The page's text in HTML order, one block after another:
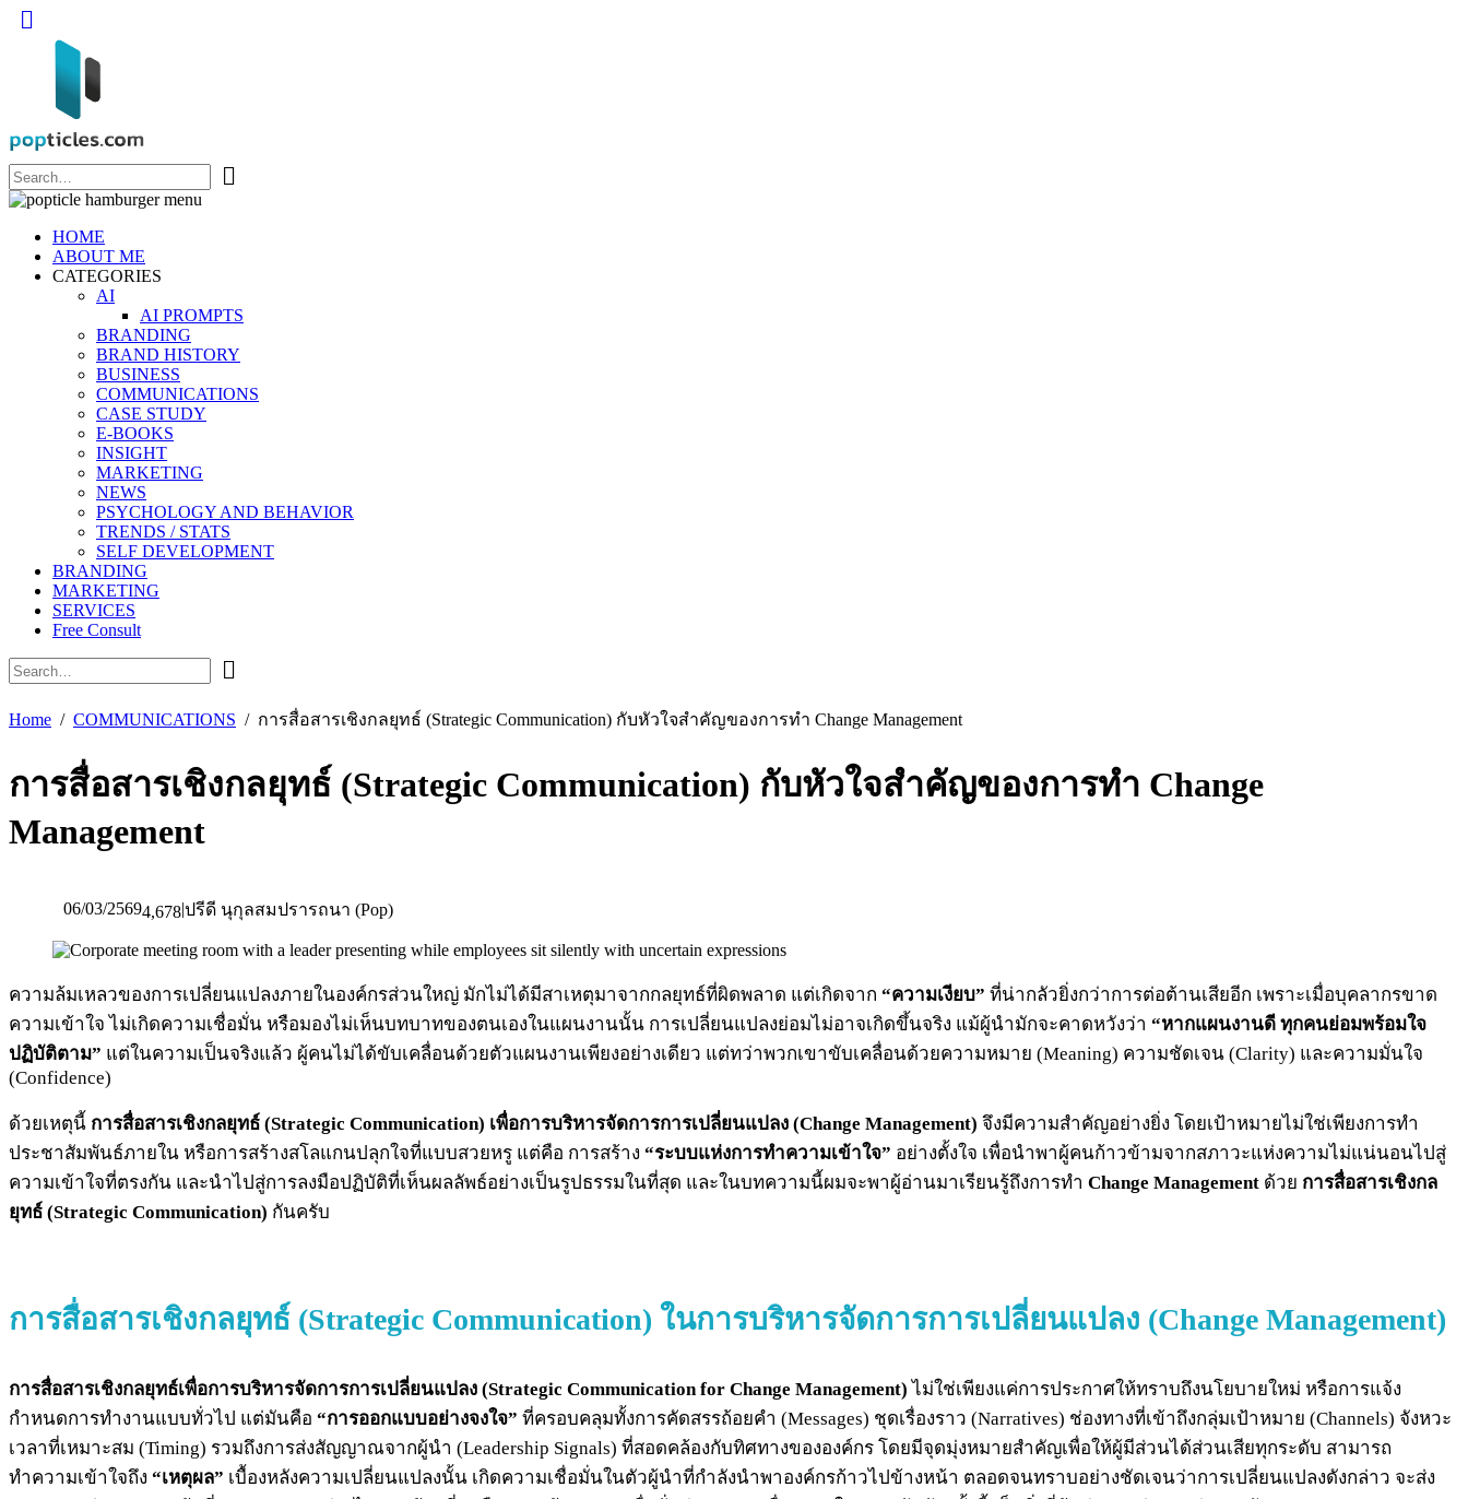
Popticles.com
HOME
ABOUT ME
CATEGORIES
AI
AI PROMPTS
BRANDING
BRAND HISTORY
BUSINESS
COMMUNICATIONS
CASE STUDY
E-BOOKS
INSIGHT
MARKETING
NEWS
PSYCHOLOGY AND BEHAVIOR
TRENDS / STATS
SELF DEVELOPMENT
BRANDING
MARKETING
SERVICES
Free Consult
Home COMMUNICATIONS การสื่อสารเชิงกลยุทธ์ (Strategic Communication) กับหัวใจสำคัญของการทำ Change Management
การสื่อสารเชิงกลยุทธ์ (Strategic Communication) กับหัวใจสำคัญของการทำ Change
Management
06/03/25694,678|ปรีดี นุกุลสมปรารถนา (Pop)
ความล้มเหลวของการเปลี่ยนแปลงภายในองค์กรส่วนใหญ่ มักไม่ได้มีสาเหตุมาจากกลยุทธ์ที่ผิดพลาด แต่เกิดจาก “ความเงียบ” ที่น่ากลัวยิ่งกว่าการต่อต้านเสียอีก เพราะเมื่อบุคลากรขาด
ความเข้าใจ ไม่เกิดความเชื่อมั่น หรือมองไม่เห็นบทบาทของตนเองในแผนงานนั้น การเปลี่ยนแปลงย่อมไม่อาจเกิดขึ้นจริง แม้ผู้นำมักจะคาดหวังว่า “หากแผนงานดี ทุกคนย่อมพร้อมใจ
ปฏิบัติตาม” แต่ในความเป็นจริงแล้ว ผู้คนไม่ได้ขับเคลื่อนด้วยตัวแผนงานเพียงอย่างเดียว แต่ทว่าพวกเขาขับเคลื่อนด้วยความหมาย (Meaning) ความชัดเจน (Clarity) และความมั่นใจ
(Confidence)
ด้วยเหตุนี้ การสื่อสารเชิงกลยุทธ์ (Strategic Communication) เพื่อการบริหารจัดการการเปลี่ยนแปลง (Change Management) จึงมีความสำคัญอย่างยิ่ง โดยเป้าหมายไม่ใช่เพียงการทำ
ประชาสัมพันธ์ภายใน หรือการสร้างสโลแกนปลุกใจที่แบบสวยหรู แต่คือ การสร้าง “ระบบแห่งการทำความเข้าใจ” อย่างตั้งใจ เพื่อนำพาผู้คนก้าวข้ามจากสภาวะแห่งความไม่แน่นอนไปสู่
ความเข้าใจที่ตรงกัน และนำไปสู่การลงมือปฏิบัติที่เห็นผลลัพธ์อย่างเป็นรูปธรรมในที่สุด และในบทความนี้ผมจะพาผู้อ่านมาเรียนรู้ถึงการทำ Change Management ด้วย การสื่อสารเชิงกล
ยุทธ์ (Strategic Communication) กันครับ
การสื่อสารเชิงกลยุทธ์ (Strategic Communication) ในการบริหารจัดการการเปลี่ยนแปลง (Change Management)
การสื่อสารเชิงกลยุทธ์เพื่อการบริหารจัดการการเปลี่ยนแปลง (Strategic Communication for Change Management) ไม่ใช่เพียงแค่การประกาศให้ทราบถึงนโยบายใหม่ หรือการแจ้ง
กำหนดการทำงานแบบทั่วไป แต่มันคือ “การออกแบบอย่างจงใจ” ที่ครอบคลุมทั้งการคัดสรรถ้อยคำ (Messages) ชุดเรื่องราว (Narratives) ช่องทางที่เข้าถึงกลุ่มเป้าหมาย (Channels) จังหวะ
เวลาที่เหมาะสม (Timing) รวมถึงการส่งสัญญาณจากผู้นำ (Leadership Signals) ที่สอดคล้องกับทิศทางขององค์กร โดยมีจุดมุ่งหมายสำคัญเพื่อให้ผู้มีส่วนได้ส่วนเสียทุกระดับ สามารถ
ทำความเข้าใจถึง “เหตุผล” เบื้องหลังความเปลี่ยนแปลงนั้น เกิดความเชื่อมั่นในตัวผู้นำที่กำลังนำพาองค์กรก้าวไปข้างหน้า ตลอดจนทราบอย่างชัดเจนว่าการเปลี่ยนแปลงดังกล่าว จะส่ง